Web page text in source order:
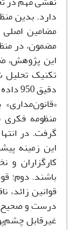
دارد. بدین
مضامین اصلی
مضمون، در
این پژوهش،
تکنیک تحلیل
منظومه فکری
گرفت. در
این زمینه
کارگزاران و
باشند. دوم:
قوانین
درست و صحیح
غیرقابل